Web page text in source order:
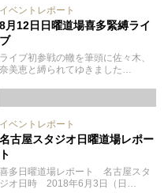
イベントレポート
8月12日日曜道場喜多緊縛ライ
ブ
ライブ初参戦の轍を筆頭に佐々木、
奈美恵と縛られてゆきました…
イベントレポート
名古屋スタジオ日曜道場レポー
ト
喜多日曜道場レポート 名古屋スタ
ジオ日時 2018年6月3日（日…